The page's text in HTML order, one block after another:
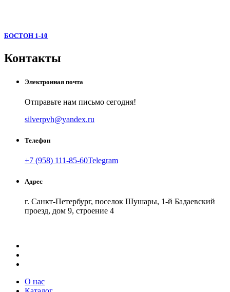
БОСТОН 1-10
Контакты
Электронная почта
Отправьте нам письмо сегодня!
silverpvh@yandex.ru
Телефон
+7 (958) 111-85-60Telegram
Адрес
г. Санкт-Петербург, поселок Шушары, 1-й Бадаевский
проезд, дом 9, строение 4
Как добраться API Карт
О нас